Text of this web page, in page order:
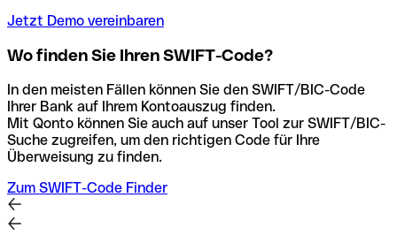
Jetzt Demo vereinbaren
Wo finden Sie Ihren SWIFT-Code?
In den meisten Fällen können Sie den SWIFT/BIC-Code
Ihrer Bank auf Ihrem Kontoauszug finden.
Mit Qonto können Sie auch auf unser Tool zur SWIFT/BIC-
Suche zugreifen, um den richtigen Code für Ihre
Überweisung zu finden.
Zum SWIFT-Code Finder